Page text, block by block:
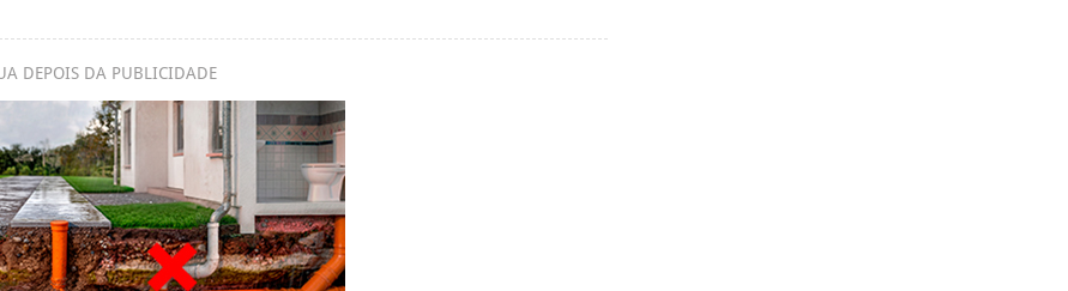
DEPOIS DA PUBLICIDADE